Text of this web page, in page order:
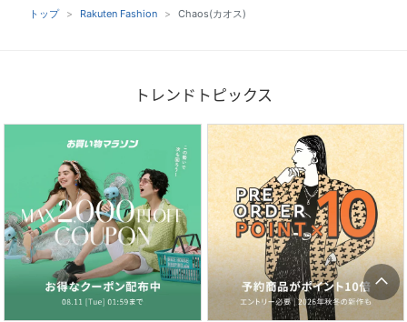
トップ Rakuten Fashion Chaos(カオス)
トレンドトピックス